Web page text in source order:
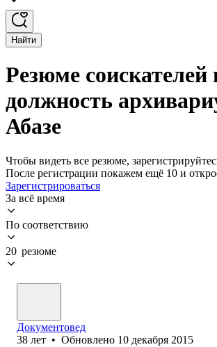
Найти
Резюме соискателей
должность
Абазе
Чтобы видеть все резюме,
После регистрации покажем ещё 10 и
Зарегистрироваться
За всё время
По соответствию
20 резюме
Документовед
38 лет • Обновлено 10 декабря 2015